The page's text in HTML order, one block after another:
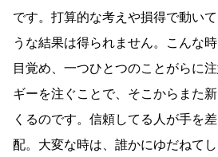
です。打算的な考えや損得で動い
うな結果は得られません。こんな
目覚め、一つひとつのことがらに
ギーを注ぐことで、そこからまた
くるのです。信頼してる人が手を
配。大変な時は、誰かにゆだねて